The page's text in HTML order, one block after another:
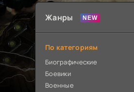
Жанры
По категориям
Биографические
Боевики
Военные